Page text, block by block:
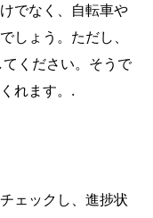
でなく、自転車や
しょう。ただし、
ください。そうで
れます。.
ェックし、進捗状